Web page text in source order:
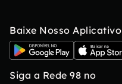
Baixe Nosso Aplicativo
Siga a Rede 98 no